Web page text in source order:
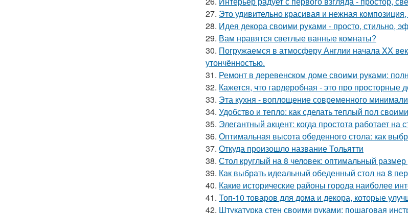
27. Это удивительно красивая и нежная
28. Идея декора своими руками - просто, стильно,
29. Вам нравятся светлые ванные комнаты?
30. Погружаемся в атмосферу Англии начала XX
утончённостью.
31. Ремонт в деревенском доме своими руками:
32. Кажется, что гардеробная - это про просторные
33. Эта кухня - воплощение современного
34. Удобство и тепло: как сделать теплый пол
35. Элегантный акцент: когда простота работает на
36. Оптимальная высота обеденного стола: как
37. Откуда произошло название Тольятти
38. Стол круглый на 8 человек: оптимальный
39. Как выбрать идеальный обеденный стол на 8
40. Какие исторические районы города наиболее
41. Топ-10 товаров для дома и декора, которые
42. Штукатурка стен своими руками: пошаговая